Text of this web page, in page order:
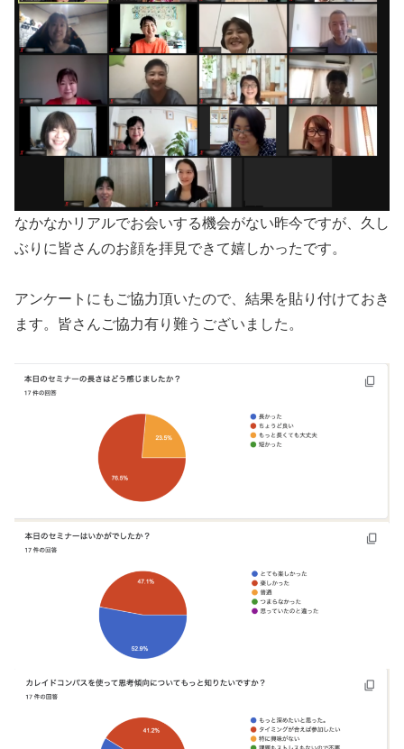
なかなかリアルでお会いする機会がない昨今ですが、久し
ぶりに皆さんのお顔を拝見できて嬉しかったです。
アンケートにもご協力頂いたので、結果を貼り付けておき
ます。皆さんご協力有り難うございました。